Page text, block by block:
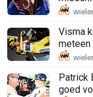
Visma
meteen
Patrick
goed